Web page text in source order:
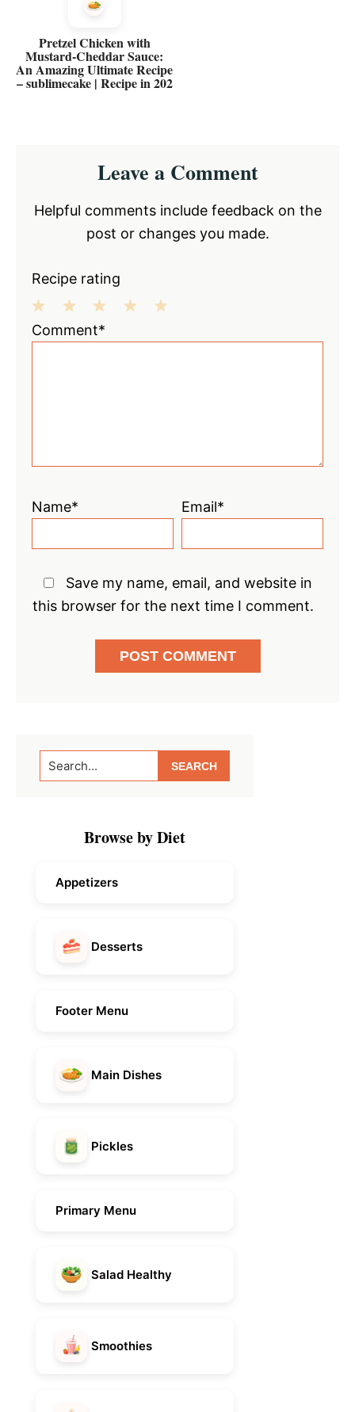
Pretzel Chicken with
Mustard-Cheddar Sauce:
An Amazing Ultimate Recipe
– sublimecake | Recipe in 202
InteractionsLeave a Comment
Helpful comments include feedback on the
post or changes you made.
Recipe rating
3
2
1
Comment*
Name* Email*
Save my name, email, and website in
this browser for the next time I comment.
Primary
Sidebar
Search...
Browse by Diet
Appetizers
Desserts
Footer Menu
Main Dishes
Pickles
Primary Menu
Salad Healthy
Smoothies